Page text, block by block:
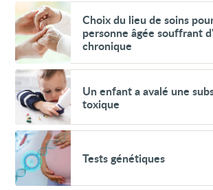
Voir
Choix
du
lieu
de
soins
pour
une
personne
âgée
souffrant
d'une
maladie
chronique
Choix du lieu de soins
personne âgée souffrant
chronique
Voir
Un
enfant
avalé
une
substance
toxique
Un enfant a avalé une
toxique
Voir
Tests
génétiques
Tests génétiques